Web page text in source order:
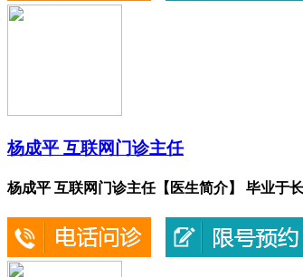
杨成平 互联网门诊主任
杨成平 互联网门诊主任【医生简介】 毕业于